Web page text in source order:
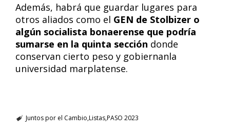
Además, habrá que guardar lugares para
otros aliados como el GEN de Stolbizer o
algún socialista bonaerense que podría
sumarse en la quinta sección donde
conservan cierto peso y gobiernanla
universidad marplatense.
Juntos por el Cambio ListasPASO 2023